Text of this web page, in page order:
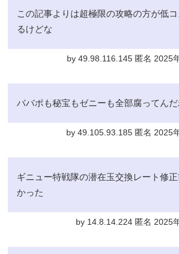
この記事よりは超極限の攻略の方が低
るけどな
by 49.98.116.145 匿名 2025
ババポも秘宝もゼニーも全部腐ってんだ
by 49.105.93.185 匿名 2025
ギニュー特戦隊の潜在玉交換レート修
かった
by 14.8.14.224 匿名 2025